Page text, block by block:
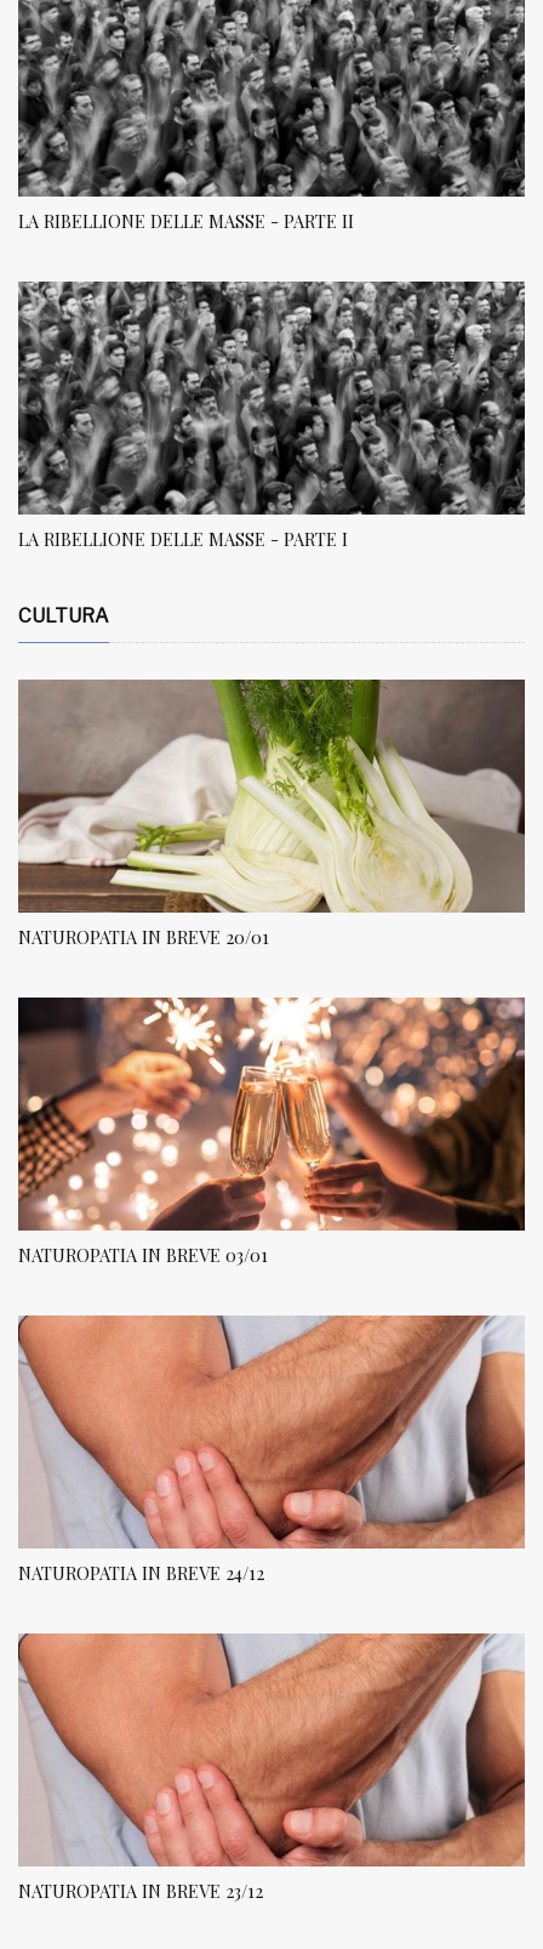
LA RIBELLIONE DELLE MASSE - PARTE II
LA RIBELLIONE DELLE MASSE - PARTE I
CULTURA
NATUROPATIA IN BREVE 20/01
NATUROPATIA IN BREVE 03/01
NATUROPATIA IN BREVE 24/12
NATUROPATIA IN BREVE 23/12